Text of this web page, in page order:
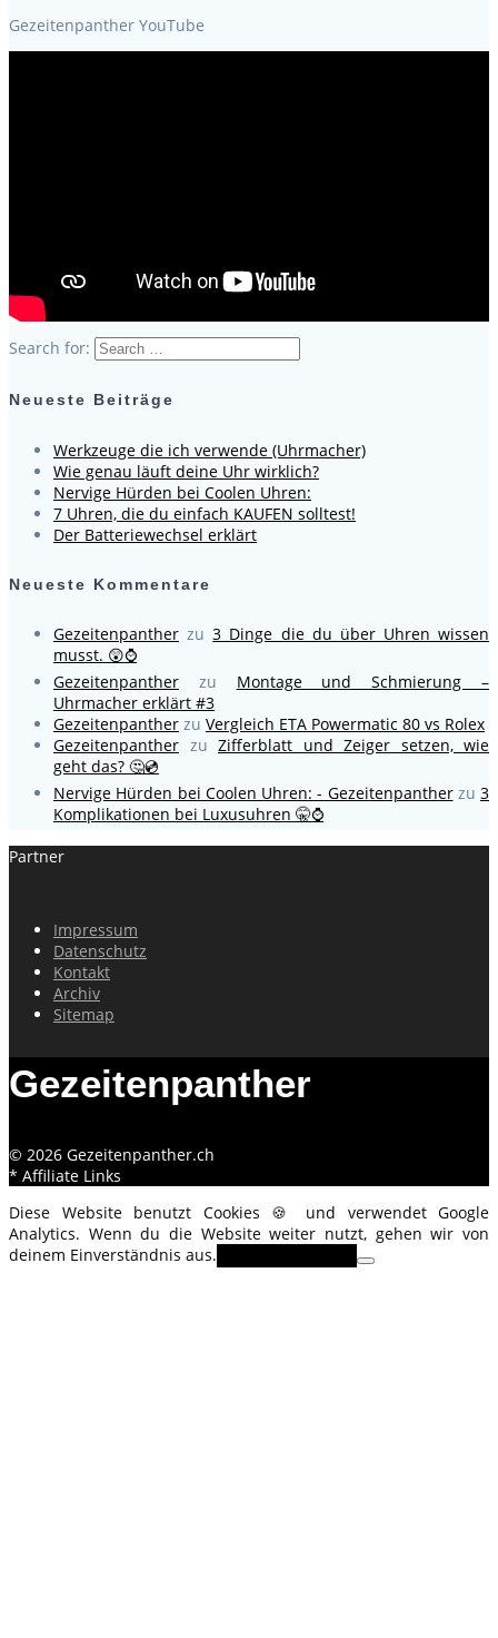
Gezeitenpanther YouTube
Search for:
Neueste Beiträge
Werkzeuge die ich verwende (Uhrmacher)
Wie genau läuft deine Uhr wirklich?
Nervige Hürden bei Coolen Uhren:
7 Uhren, die du einfach KAUFEN solltest!
Der Batteriewechsel erklärt
Neueste Kommentare
Gezeitenpanther zu3 Dinge die du über Uhren wissen
musst. 😲⌚
Gezeitenpanther zu Montage und Schmierung –
Uhrmacher erklärt #3
Gezeitenpanther zu Vergleich ETA Powermatic 80 vs Rolex
Gezeitenpanther zu Zifferblatt und Zeiger setzen, wie
geht das? 🤔💿
Nervige Hürden bei Coolen Uhren: - Gezeitenpantherzu 3
Komplikationen bei Luxusuhren 🤫⌚
Partner
Impressum
Datenschutz
Kontakt
Archiv
Sitemap
Gezeitenpanther
© 2026 Gezeitenpanther.ch
* Affiliate Links
Diese Website benutzt Cookies 🍪 und verwendet Google
Analytics. Wenn du die Website weiter nutzt, gehen wir von
deinem Einverständnis aus.